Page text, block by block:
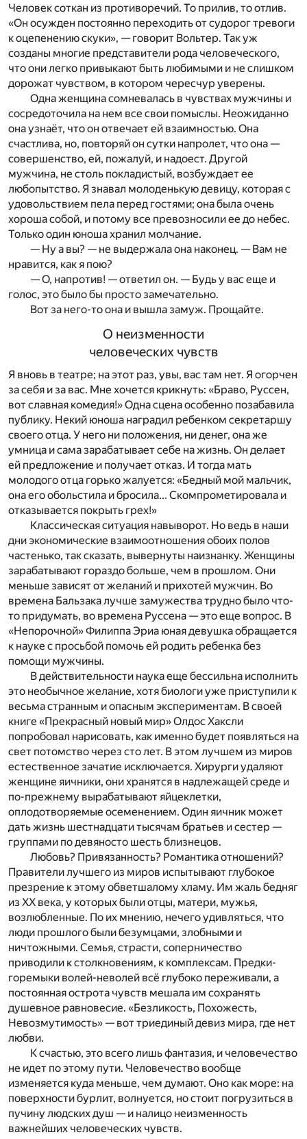
Человек соткан из противоречий. То прилив, то отлив.
«Он осужден постоянно переходить от судорог тревоги
к оцепенению скуки», — говорит Вольтер. Так уж
созданы многие представители рода человеческого,
что они легко привыкают быть любимыми и не слишком
дорожат чувством, в котором чересчур уверены.
Одна женщина сомневалась в чувствах мужчины и
сосредоточила на нем все свои помыслы. Неожиданно
она узнаёт, что он отвечает ей взаимностью. Она
счастлива, но, повторяй он сутки напролет, что она —
совершенство, ей, пожалуй, и надоест. Другой
мужчина, не столь покладистый, возбуждает ее
любопытство. Я знавал молоденькую девицу, которая с
удовольствием пела перед гостями; она была очень
хороша собой, и потому все превозносили ее до небес.
Только один юноша хранил молчание.
— Ну а вы? — не выдержала она наконец. — Вам не
нравится, как я пою?
— О, напротив! — ответил он. — Будь у вас еще и
голос, это было бы просто замечательно.
Вот за него-то она и вышла замуж. Прощайте.
О неизменности
человеческих чувств
Я вновь в театре; на этот раз, увы, вас там нет. Я огорчен
за себя и за вас. Мне хочется крикнуть: «Браво, Руссен,
вот славная комедия!» Одна сцена особенно позабавила
публику. Некий юноша наградил ребенком секретаршу
своего отца. У него ни положения, ни денег, она же
умница и сама зарабатывает себе на жизнь. Он делает
ей предложение и получает отказ. И тогда мать
молодого отца горько жалуется: «Бедный мой мальчик,
она его обольстила и бросила... Скомпрометировала и
отказывается покрыть грех!»
Классическая ситуация навыворот. Но ведь в наши
дни экономические взаимоотношения обоих полов
частенько, так сказать, вывернуты наизнанку. Женщины
зарабатывают гораздо больше, чем в прошлом. Они
меньше зависят от желаний и прихотей мужчин. Во
времена Бальзака лучше замужества трудно было что-
то придумать, во времена Руссена — это еще вопрос. В
«Непорочной» Филиппа Эриа юная девушка обращается
к науке с просьбой помочь ей родить ребенка без
помощи мужчины.
В действительности наука еще бессильна исполнить
это необычное желание, хотя биологи уже приступили к
весьма странным и опасным экспериментам. В своей
книге «Прекрасный новый мир» Олдос Хаксли
попробовал нарисовать, как именно будет появляться на
свет потомство через сто лет. В этом лучшем из миров
естественное зачатие исключается. Хирурги удаляют
женщине яичники, они хранятся в надлежащей среде и
по-прежнему вырабатывают яйцеклетки,
оплодотворяемые осеменением. Один яичник может
дать жизнь шестнадцати тысячам братьев и сестер —
группами по девяносто шесть близнецов.
Любовь? Привязанность? Романтика отношений?
Правители лучшего из миров испытывают глубокое
презрение к этому обветшалому хламу. Им жаль бедняг
из XX века, у которых были отцы, матери, мужья,
возлюбленные. По их мнению, нечего удивляться, что
люди прошлого были безумцами, злобными и
ничтожными. Семья, страсти, соперничество
приводили к столкновениям, к комплексам. Предки-
горемыки волей-неволей всё глубоко переживали, а
постоянная острота чувств мешала им сохранять
душевное равновесие. «Безликость, Похожесть,
Невозмутимость» — вот триединый девиз мира, где нет
любви.
К счастью, это всего лишь фантазия, и человечество
не идет по этому пути. Человечество вообще
изменяется куда меньше, чем думают. Оно как море: на
поверхности бурлит, волнуется, но стоит погрузиться в
пучину людских душ — и налицо неизменность
важнейших человеческих чувств.